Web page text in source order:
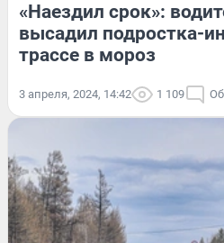
«Наездил срок»:
высадил подростка-
трассе в мороз
3 апреля, 2024, 14:42 1 109